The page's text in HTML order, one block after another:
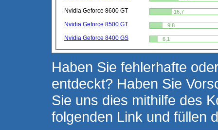
Nvidia Geforce 8600 GT 16,7
Nvidia Geforce 8500 GT 9,8
Nvidia Geforce 8400 GS 6,1
Haben Sie fehlerhafte
entdeckt? Haben Sie
Sie uns dies mithilfe des
folgenden Link und füllen